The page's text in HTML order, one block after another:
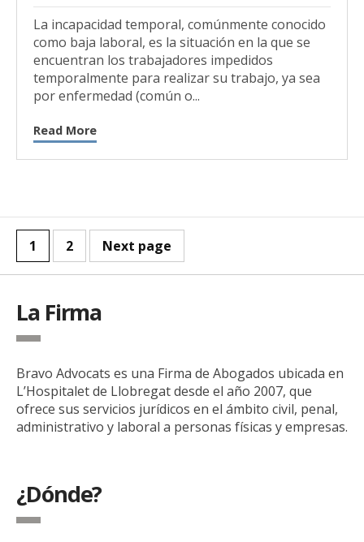
La incapacidad temporal, comúnmente conocido
como baja laboral, es la situación en la que se
encuentran los trabajadores impedidos
temporalmente para realizar su trabajo, ya sea
por enfermedad (común o...
Read More
1 2 Next page
La Firma
Bravo Advocats es una Firma de Abogados ubicada en
L’Hospitalet de Llobregat desde el año 2007, que
ofrece sus servicios jurídicos en el ámbito civil, penal,
administrativo y laboral a personas físicas y empresas.
¿Dónde?